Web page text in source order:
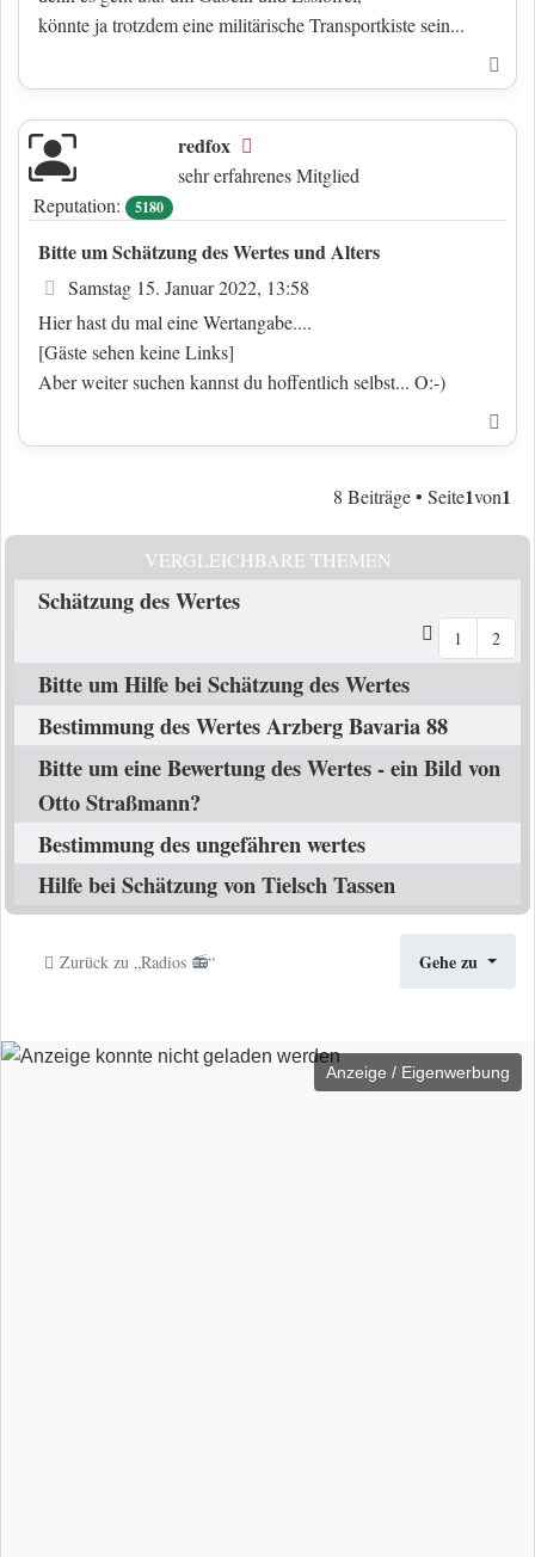
könnte ja trotzdem eine militärische Transportkiste sein...
redfox
sehr erfahrenes Mitglied
Reputation:
5180
Bitte um Schätzung des Wertes und Alters
Beitrag
Samstag 15. Januar 2022, 13:58
Hier hast du mal eine Wertangabe....
[Gäste sehen keine Links]
Aber weiter suchen kannst du hoffentlich selbst... O:-)
8 Beiträge • Seite1von1
VERGLEICHBARE THEMEN
Schätzung des Wertes
1 2
Bitte um Hilfe bei Schätzung des Wertes
Bestimmung des Wertes Arzberg Bavaria 88
Bitte um eine Bewertung des Wertes - ein Bild von
Otto Straßmann?
Bestimmung des ungefähren wertes
Hilfe bei Schätzung von Tielsch Tassen
Zurück zu „Radios 📻“ Gehe zu
Anzeige / Eigenwerbung